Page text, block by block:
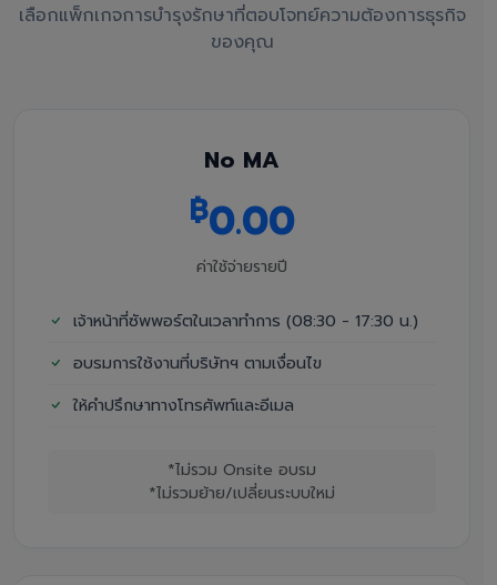
เลือกแพ็กเกจการบำรุงรักษาที่ตอบโจทย์ความต้องการธุรกิจ
ของคุณ
No MA
฿0.00
ค่าใช้จ่ายรายปี
เจ้าหน้าที่ซัพพอร์ตในเวลาทำการ (08:30 - 17:30 น.)
อบรมการใช้งานที่บริษัทฯ ตามเงื่อนไข
ให้คำปรึกษาทางโทรศัพท์และอีเมล
*ไม่รวม Onsite อบรม
*ไม่รวมย้าย/เปลี่ยนระบบใหม่